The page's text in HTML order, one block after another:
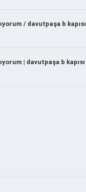
/ davutpaşa b kapısı
| davutpaşa b kapısı